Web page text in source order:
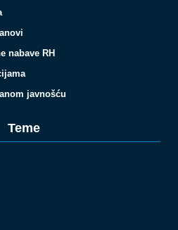
nabave RH
javnošću
Teme